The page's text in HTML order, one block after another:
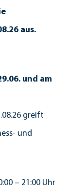
aus.
und am
greift
und
– 21:00 Uhr